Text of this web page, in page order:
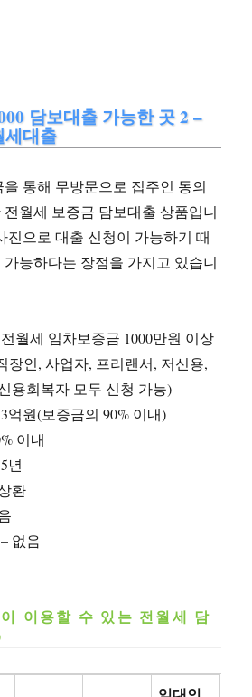
담보대출 가능한 곳 2 –
세대출
통해 무방문으로 집주인 동의
월세 보증금 담보대출 상품입니
진으로 대출 신청이 가능하기 때
능하다는 장점을 가지고 있습니
월세 임차보증금 1000만원 이상
장인, 사업자, 프리랜서, 저신용,
용회복자 모두 신청 가능)
억원(보증금의 90% 이내)
이내
년
환
없음
이용할 수 있는 전월세 담